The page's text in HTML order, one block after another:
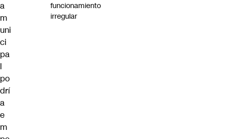
a
m
uni
ci
pa
l
po
drí
a
e
m
funcionamiento
irregular